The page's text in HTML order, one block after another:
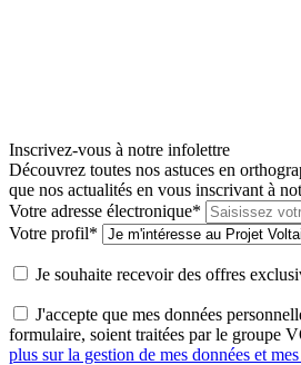
Inscrivez-vous à notre infolettre
Découvrez toutes nos astuces en
que nos actualités en vous inscrivant à
Votre adresse électronique*
Votre profil*
Je souhaite recevoir des offres
J'accepte que mes données
formulaire, soient traitées par le groupe
plus sur la gestion de mes données et